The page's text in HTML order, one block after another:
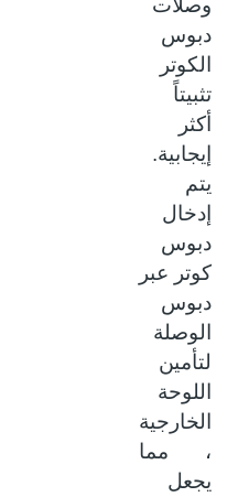
دبوس
الكوتر
تثبيتاً
أكثر
إيجابية.
يتم
إدخال
دبوس
كوتر عبر
دبوس
الوصلة
لتأمين
اللوحة
الخارجية
، مما
يجعل